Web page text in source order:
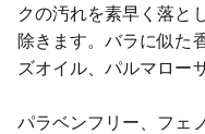
クの汚れを素早く落と
除きます。バラに似た
ズオイル、パルマロー
パラベンフリー、フェ